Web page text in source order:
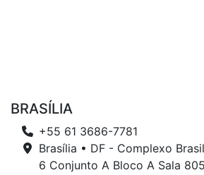
BRASÍLIA
+55 61 3686-7781
Brasília • DF - Complexo
6 Conjunto A Bloco A Sala